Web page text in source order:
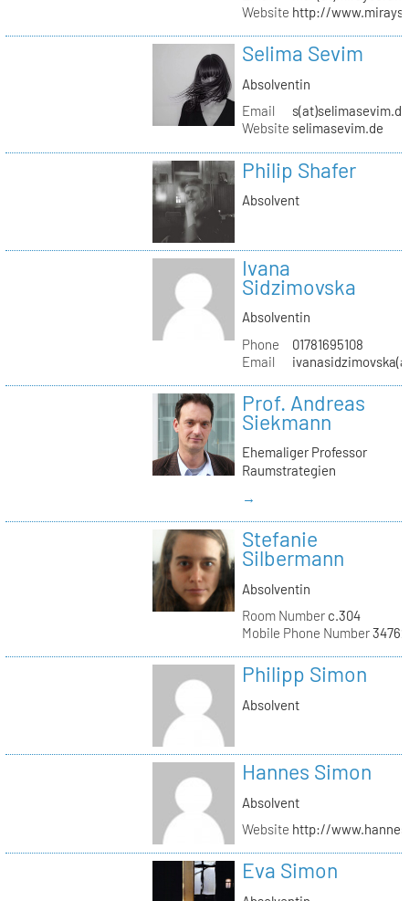
Website http://
Selima Sevim
Absolventin
Email
s(at)selimasevim.de
Website selimasevim.de
Philip Shafer
Absolvent
Ivana
Sidzimovska
Absolventin
Phone
01781695108
Email
Prof. Andreas
Siekmann
Ehemaliger Professor
Raumstrategien
→
Stefanie
Silbermann
Absolventin
Room Numberc.304
Mobile Phone Number
Philipp Simon
Absolvent
Hannes Simon
Absolvent
Website http://
Eva Simon